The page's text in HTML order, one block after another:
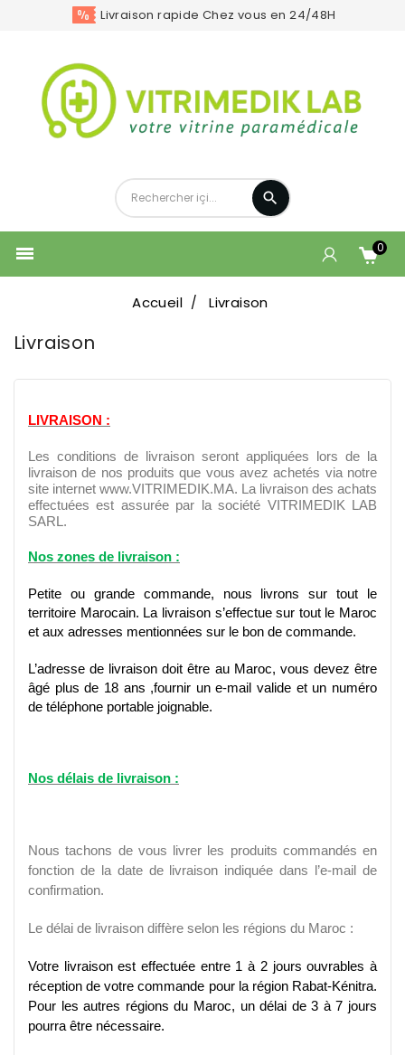
Livraison rapide Chez vous en 24/48H
 0
Accueil Livraison
Livraison
LIVRAISON :
Les conditions de livraison seront appliquées lors de la
livraison de nos produits que vous avez achetés via notre
site internet www.VITRIMEDIK.MA. La livraison des achats
effectuées est assurée par la société VITRIMEDIK LAB
SARL.
Nos zones de livraison :
Petite ou grande commande, nous livrons sur tout le
territoire Marocain. La livraison s’effectue sur tout le Maroc
et aux adresses mentionnées sur le bon de commande.
L’adresse de livraison doit être au Maroc, vous devez être
âgé plus de 18 ans ,fournir un e-mail valide et un numéro
de téléphone portable joignable.
Nos délais de livraison :
Nous tachons de vous livrer les produits commandés en
fonction de la date de livraison indiquée dans l’e-mail de
confirmation.
Le délai de livraison diffère selon les régions du Maroc :
Votre livraison est effectuée entre 1 à 2 jours ouvrables à
réception de votre commande pour la région Rabat-Kénitra.
Pour les autres régions du Maroc, un délai de 3 à 7 jours
pourra être nécessaire.